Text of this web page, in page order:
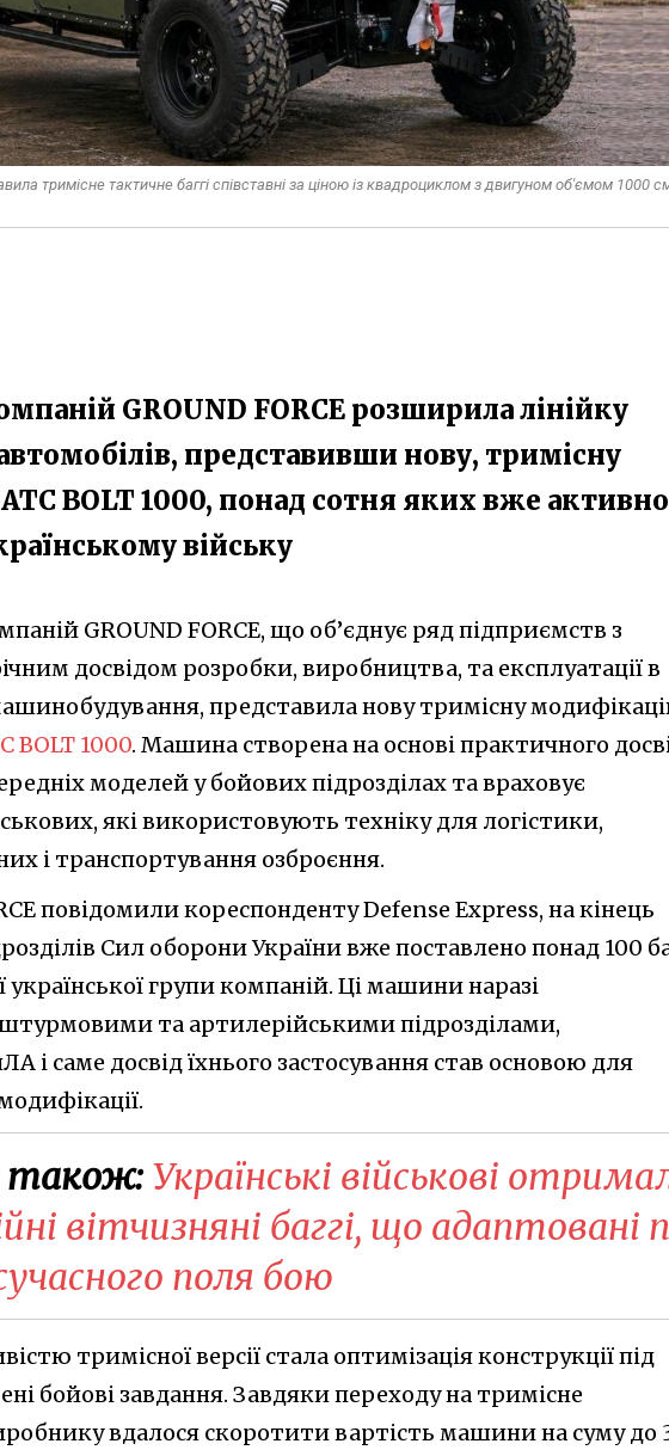
тримісне тактичне баггі співставні за ціною із квадроциклом з двигуном об'ємом 1000
GROUND FORCE розширила лінійку
представивши нову, тримісну
BOLT 1000, понад сотня яких вже активно
війську
GROUND FORCE, що об’єднує ряд підприємств з
досвідом розробки, виробництва, та експлуатації в
представила нову тримісну
BOLT 1000. Машина створена на основі практичного
моделей у бойових підрозділах та враховує
які використовують техніку для логістики,
і транспортування озброєння.
повідомили кореспонденту Defense Express, на кінець
Сил оборони України вже поставлено понад 100
української групи компаній. Ці машини наразі
та артилерійськими підрозділами,
і саме досвід їхнього застосування став основою для
​Українські військові
вітчизняні баггі, що адаптовані
поля бою
тримісної версії стала оптимізація конструкції під
бойові завдання. Завдяки переходу на тримісне
вдалося скоротити вартість машини на суму до